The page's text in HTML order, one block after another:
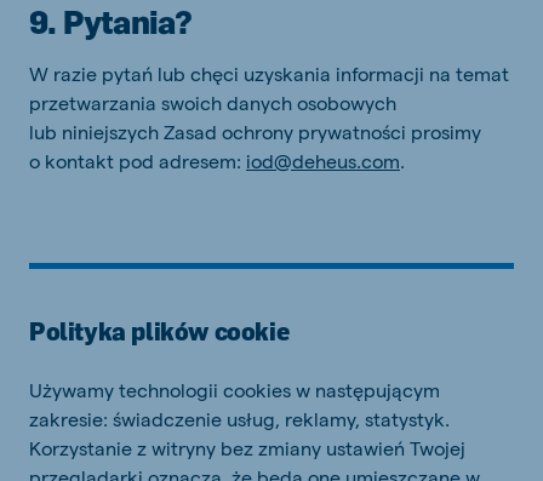
9. Pytania?
W razie pytań lub chęci uzyskania informacji na temat
przetwarzania swoich danych osobowych
lub niniejszych Zasad ochrony prywatności prosimy
o kontakt pod adresem: iod@deheus.com.
Polityka plików cookie
Używamy technologii cookies w następującym
zakresie: świadczenie usług, reklamy, statystyk.
Korzystanie z witryny bez zmiany ustawień Twojej